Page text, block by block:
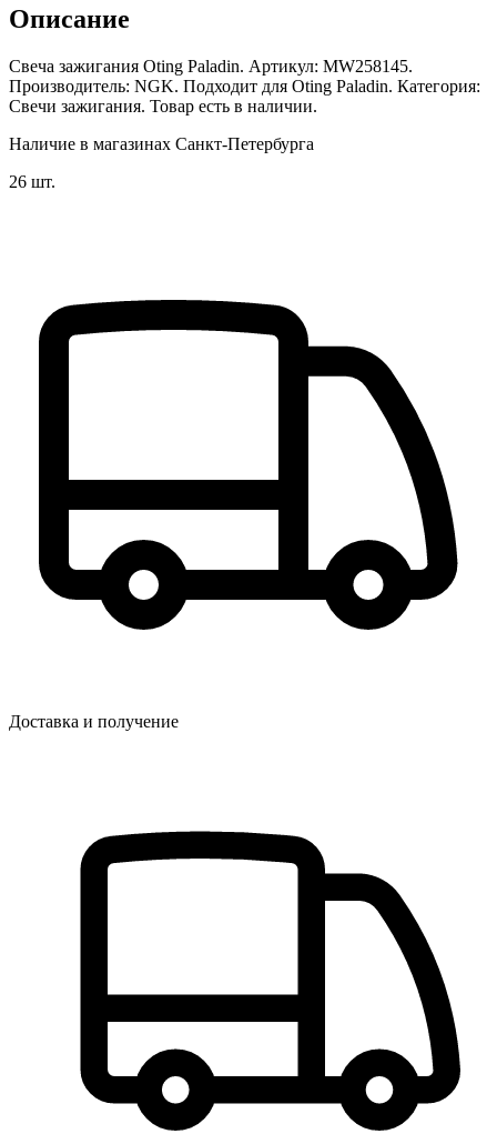
Описание
Свеча зажигания Oting Paladin. Артикул: MW258145.
Производитель: NGK. Подходит для Oting Paladin. Категория:
Свечи зажигания. Товар есть в наличии.
Наличие в магазинах Санкт-Петербурга
26 шт.
Доставка и получение